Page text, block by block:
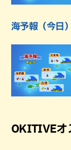
海予報（今日）
OKITIVEオ